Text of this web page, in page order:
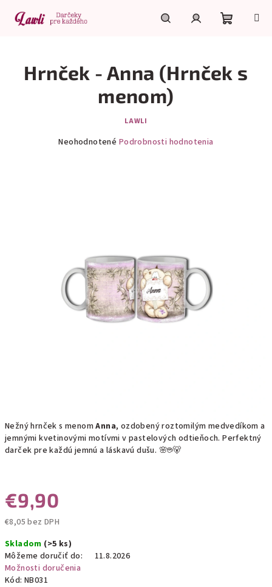
obsah
košík
Nežný hrnček s menomAnna, ozdobený roztomilým medvedíkom a
jemnými kvetinovými motívmi v pastelových odtieňoch. Perfektný
darček pre každú jemnú a láskavú dušu. 🌸☕🐻
€9,90
€8,05 bez DPH
cena:
Skladom (>5 ks)
Môžeme doručiť do:
11.8.2026
Možnosti doručenia
Kód: NB031
Hrnček - Anna (Hrnček s
menom)
LAWLI
Neohodnotené Podrobnosti hodnotenia